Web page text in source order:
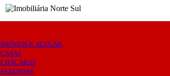
IMÓVEIS P/ ALUGAR
CASAS
CHÁCARAS
FAZENDAS